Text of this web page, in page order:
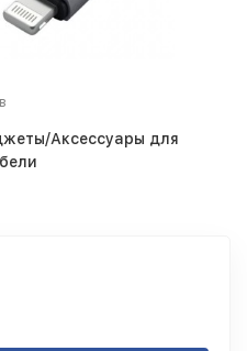
Аксессуары для